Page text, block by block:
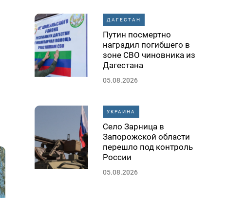
ДАГЕСТАН
Путин посмертно
наградил погибшего в
зоне СВО чиновника из
Дагестана
05.08.2026
УКРАИНА
Село Зарница в
Запорожской области
перешло под контроль
России
05.08.2026